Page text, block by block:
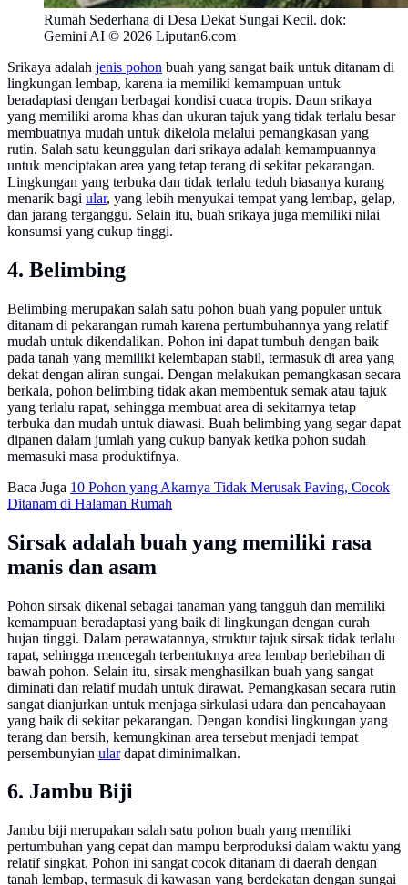
Rumah Sederhana di Desa Dekat Sungai Kecil. dok:
Gemini AI © 2026 Liputan6.com
Srikaya adalah jenis pohon buah yang sangat baik untuk ditanam di
lingkungan lembap, karena ia memiliki kemampuan untuk
beradaptasi dengan berbagai kondisi cuaca tropis. Daun srikaya
yang memiliki aroma khas dan ukuran tajuk yang tidak terlalu besar
membuatnya mudah untuk dikelola melalui pemangkasan yang
rutin. Salah satu keunggulan dari srikaya adalah kemampuannya
untuk menciptakan area yang tetap terang di sekitar pekarangan.
Lingkungan yang terbuka dan tidak terlalu teduh biasanya kurang
menarik bagi ular, yang lebih menyukai tempat yang lembap, gelap,
dan jarang terganggu. Selain itu, buah srikaya juga memiliki nilai
konsumsi yang cukup tinggi.
4. Belimbing
Belimbing merupakan salah satu pohon buah yang populer untuk
ditanam di pekarangan rumah karena pertumbuhannya yang relatif
mudah untuk dikendalikan. Pohon ini dapat tumbuh dengan baik
pada tanah yang memiliki kelembapan stabil, termasuk di area yang
dekat dengan aliran sungai. Dengan melakukan pemangkasan secara
berkala, pohon belimbing tidak akan membentuk semak atau tajuk
yang terlalu rapat, sehingga membuat area di sekitarnya tetap
terbuka dan mudah untuk diawasi. Buah belimbing yang segar dapat
dipanen dalam jumlah yang cukup banyak ketika pohon sudah
memasuki masa produktifnya.
Baca Juga 10 Pohon yang Akarnya Tidak Merusak Paving, Cocok
Ditanam di Halaman Rumah
Sirsak adalah buah yang memiliki rasa
manis dan asam
Pohon sirsak dikenal sebagai tanaman yang tangguh dan memiliki
kemampuan beradaptasi yang baik di lingkungan dengan curah
hujan tinggi. Dalam perawatannya, struktur tajuk sirsak tidak terlalu
rapat, sehingga mencegah terbentuknya area lembap berlebihan di
bawah pohon. Selain itu, sirsak menghasilkan buah yang sangat
diminati dan relatif mudah untuk dirawat. Pemangkasan secara rutin
sangat dianjurkan untuk menjaga sirkulasi udara dan pencahayaan
yang baik di sekitar pekarangan. Dengan kondisi lingkungan yang
terang dan bersih, kemungkinan area tersebut menjadi tempat
persembunyian ulardapat diminimalkan.
6. Jambu Biji
Jambu biji merupakan salah satu pohon buah yang memiliki
pertumbuhan yang cepat dan mampu berproduksi dalam waktu yang
relatif singkat. Pohon ini sangat cocok ditanam di daerah dengan
tanah lembap, termasuk di kawasan yang berdekatan dengan sungai